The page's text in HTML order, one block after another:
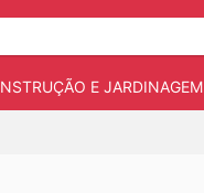
E JARDINAGEM